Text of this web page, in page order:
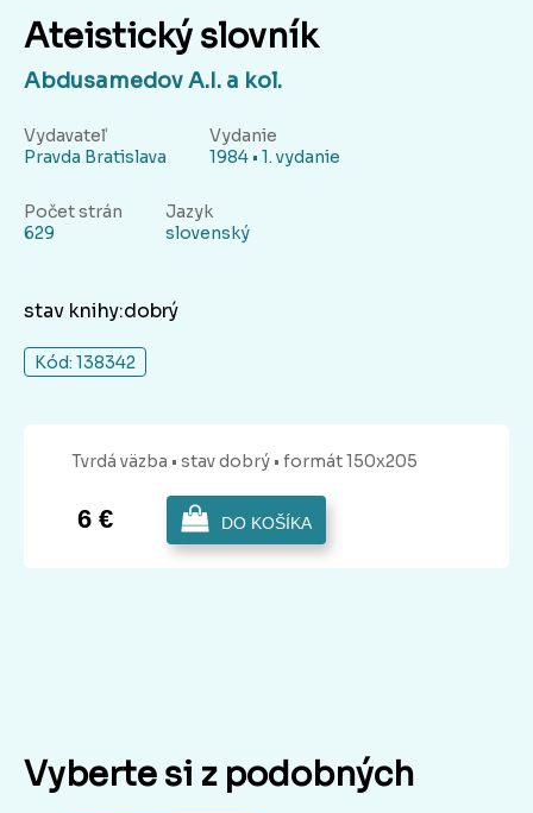
Ateistický slovník
Abdusamedov A.I. a kol.
Vydavateľ
Pravda Bratislava
Vydanie
1984 • 1. vydanie
Počet strán
629
Jazyk
slovenský
stav knihy:dobrý
Kód: 138342
Tvrdá väzba • stav dobrý • formát 150x205
6 € DO KOŠÍKA
Vyberte si z podobných